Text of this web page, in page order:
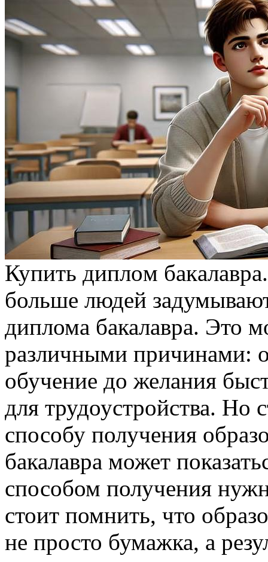
Купить диплoм
больше людей
диплома бакалавра. Это
различными причинами:
обучение до желания
для трудоустройства. Но
способу получения
бакалавра может
способом получения
стоит помнить, что
не просто бумажка, а